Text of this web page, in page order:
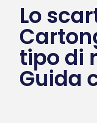
Lo
tipo di
Guida